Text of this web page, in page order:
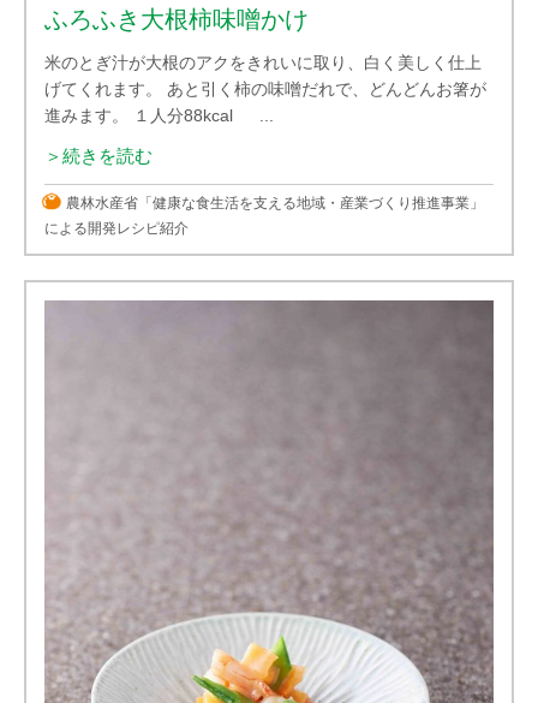
ふろふき大根柿味噌かけ
米のとぎ汁が大根のアクをきれいに取り、白く美しく仕上
げてくれます。 あと引く柿の味噌だれで、どんどんお箸が
進みます。 １人分88kcal ...
＞続きを読む
農林水産省「健康な食生活を支える地域・産業づくり推進事業」
による開発レシピ紹介